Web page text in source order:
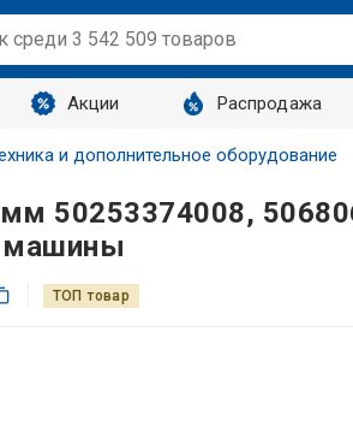
Акции Распродажа
и дополнительное оборудование
50253374008,
машины
ТОП товар